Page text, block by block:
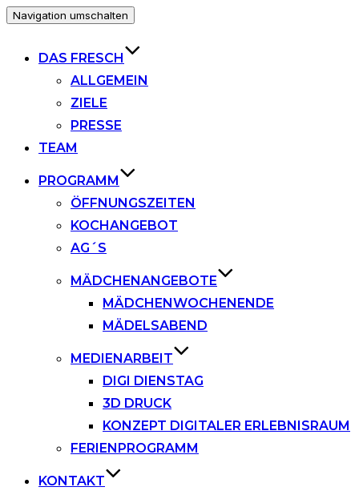
Navigation umschalten
DAS FRESCH
ALLGEMEIN
ZIELE
PRESSE
TEAM
PROGRAMM
ÖFFNUNGSZEITEN
KOCHANGEBOT
AG´S
MÄDCHENANGEBOTE
MÄDCHENWOCHENENDE
MÄDELSABEND
MEDIENARBEIT
DIGI DIENSTAG
3D DRUCK
KONZEPT DIGITALER ERLEBNISRAUM
FERIENPROGRAMM
KONTAKT